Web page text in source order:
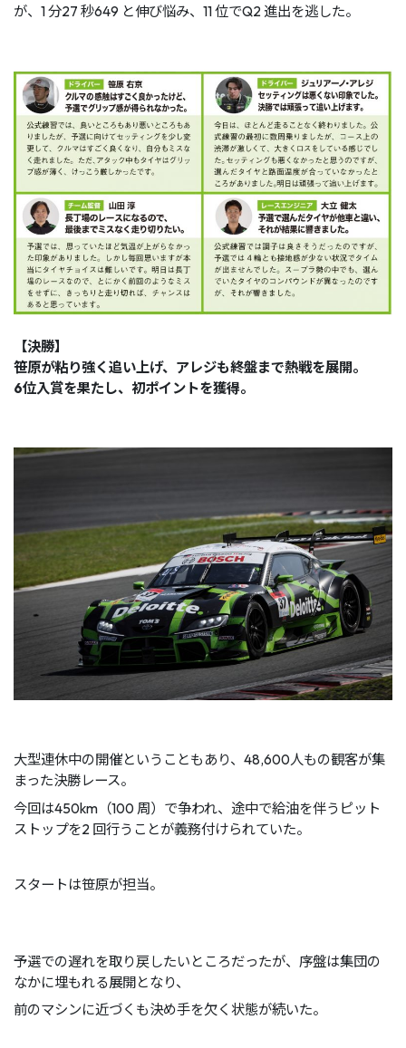
が、1 分27 秒649 と伸び悩み、11 位でQ2 進出を逃した。
【決勝】
笹原が粘り強く追い上げ、アレジも終盤まで熱戦を展開。
6位入賞を果たし、初ポイントを獲得。
大型連休中の開催ということもあり、48,600人もの観客が集
まった決勝レース。
今回は450km（100 周）で争われ、途中で給油を伴うピット
ストップを2 回行うことが義務付けられていた。
スタートは笹原が担当。
予選での遅れを取り戻したいところだったが、序盤は集団の
なかに埋もれる展開となり、
前のマシンに近づくも決め手を欠く状態が続いた。